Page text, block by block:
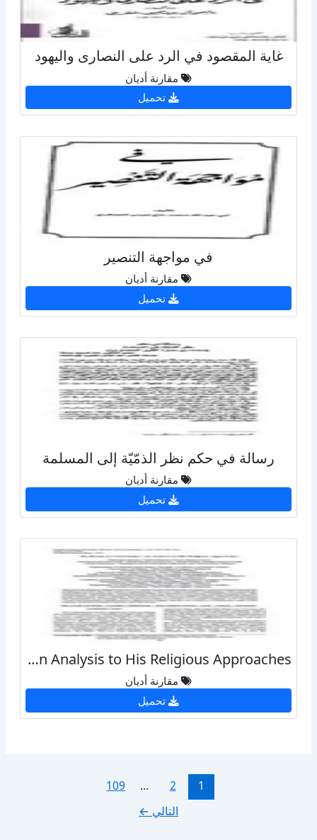
غاية المقصود في الرد على النصارى واليهود
مقارنة أديان
تحميل
في مواجهة التنصير
مقارنة أديان
تحميل
رسالة في حكم نظر الذمّيّة إلى المسلمة
مقارنة أديان
تحميل
Ibn Hazm on Christianity An Analysis to His Religious Approaches
مقارنة أديان
تحميل
1
2
…
109
التالي ←